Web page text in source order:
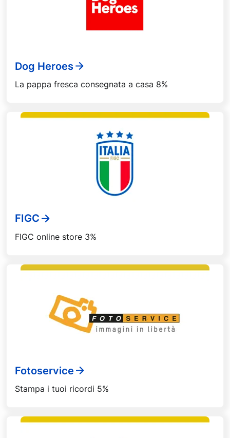
Dog Heroes
La pappa fresca consegnata a casa 8%
FIGC
FIGC online store 3%
Fotoservice
Stampa i tuoi ricordi 5%